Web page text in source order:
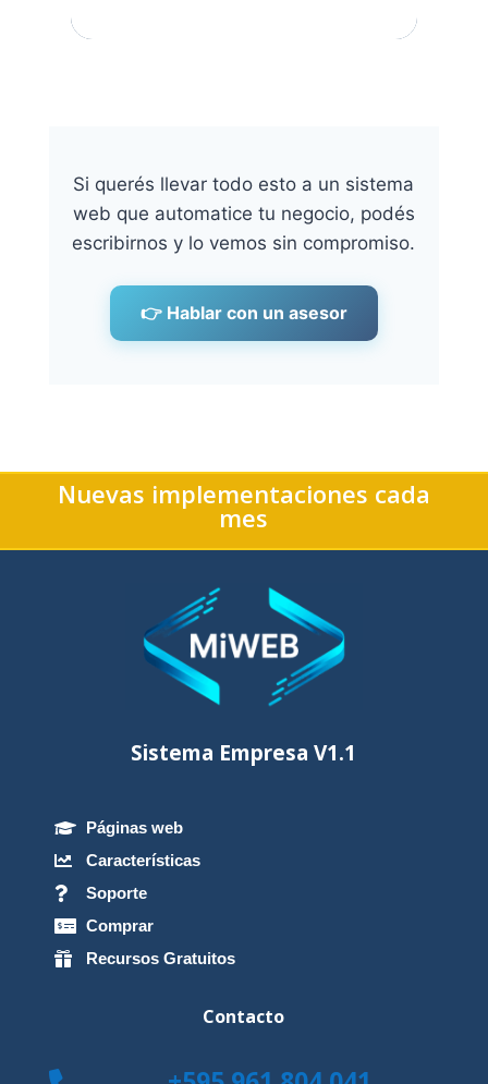
Si querés llevar todo esto a un sistema
web que automatice tu negocio, podés
escribirnos y lo vemos sin compromiso.
👉 Hablar con un asesor
Nuevas implementaciones cada
mes
Sistema Empresa V1.1
 Páginas web
 Características
 Soporte
 Comprar
 Recursos Gratuitos
Contacto